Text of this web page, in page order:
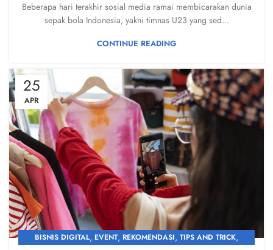
Beberapa hari terakhir sosial media ramai membicarakan dunia
sepak bola Indonesia, yakni timnas U23 yang sed...
CONTINUE READING
25
APR
BISNIS DIGITAL, EVENT, REKOMENDASI, TIPS AND TRICK,